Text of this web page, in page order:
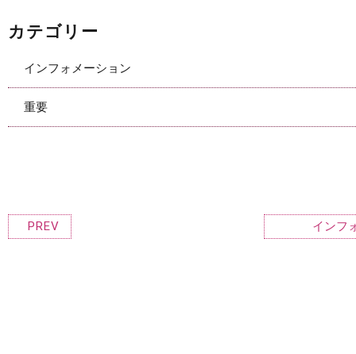
カテゴリー
インフォメーション
重要
PREV インフ